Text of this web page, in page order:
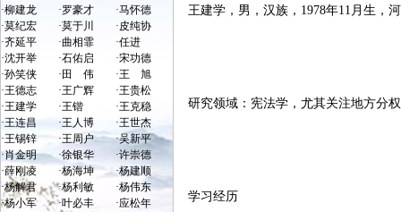
·柳建龙 ·罗豪才 ·马怀德
·莫纪宏 ·莫于川 ·皮纯协
·齐延平 ·曲相霏 ·任进
·沈开举 ·石佑启 ·宋功德
·孙笑侠 · 田 伟 ·王 旭
·王德志 ·王广辉 ·王贵松
·王建学 ·王锴 ·王克稳
·王连昌 ·王人博 ·王世杰
·王锡锌 ·王周户 ·吴新平
·肖金明 ·徐银华 ·许崇德
·薛刚凌 ·杨海坤 ·杨建顺
·杨解君 ·杨利敏 ·杨伟东
·杨小军 ·叶必丰 ·应松年
王建学，男，汉族，1978年11月生，
研究领域：宪法学，尤其关注地方分
学习经历